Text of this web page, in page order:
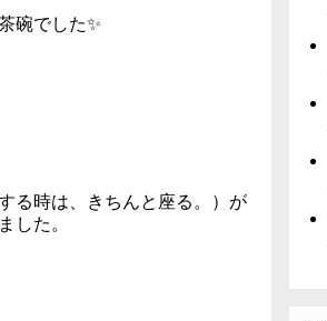
碗でした✨
る時は、きちんと座る。）が
した。